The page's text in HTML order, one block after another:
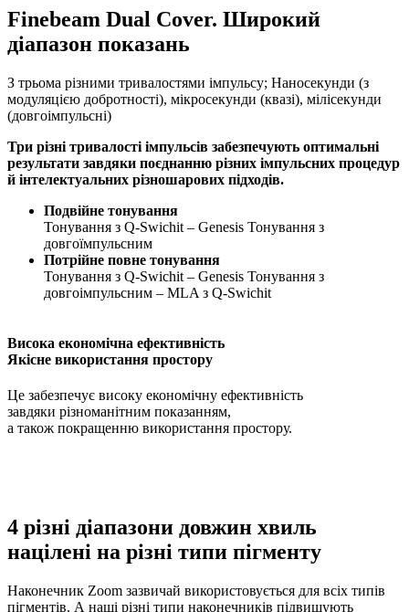
Finebeam Dual Cover. Широкий
діапазон показань
З трьома різними тривалостями імпульсу; Наносекунди (з
модуляцією добротності), мікросекунди (квазі), мілісекунди
(довгоімпульсні)
Три різні тривалості імпульсів забезпечують оптимальні
результати завдяки поєднанню різних імпульсних процедур
й інтелектуальних різношарових підходів.
Подвійне тонування
Тонування з Q-Swichit – Genesis Тонування з
довгоїмпульсним
Потрійне повне тонування
Тонування з Q-Swichit – Genesis Тонування з
довгоімпульсним – MLA з Q-Swichit
Висока економічна ефективність
Якісне використання простору
Це забезпечує високу економічну ефективність
завдяки різноманітним показанням,
а також покращенню використання простору.
4 різні діапазони довжин хвиль
націлені на різні типи пігменту
Наконечник Zoom зазвичай використовується для всіх типів
пігментів. А наші різні типи наконечників підвищують